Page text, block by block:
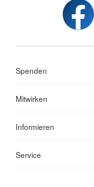
Spenden
Mitwirken
Informieren
Service